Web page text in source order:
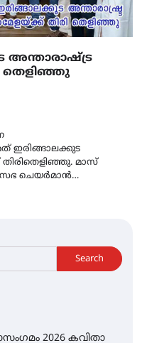
അന്താരാഷ്ട്ര
തെളിഞ്ഞു
ഇരിങ്ങാലക്കുട
തിരിതെളിഞ്ഞു. മാസ്
ചെയർമാൻ…
Search
2026 കവിതാ